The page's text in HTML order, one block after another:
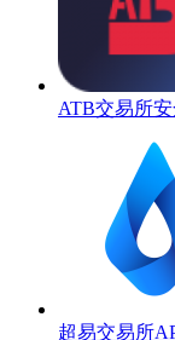
ATB交易所
超易交易所